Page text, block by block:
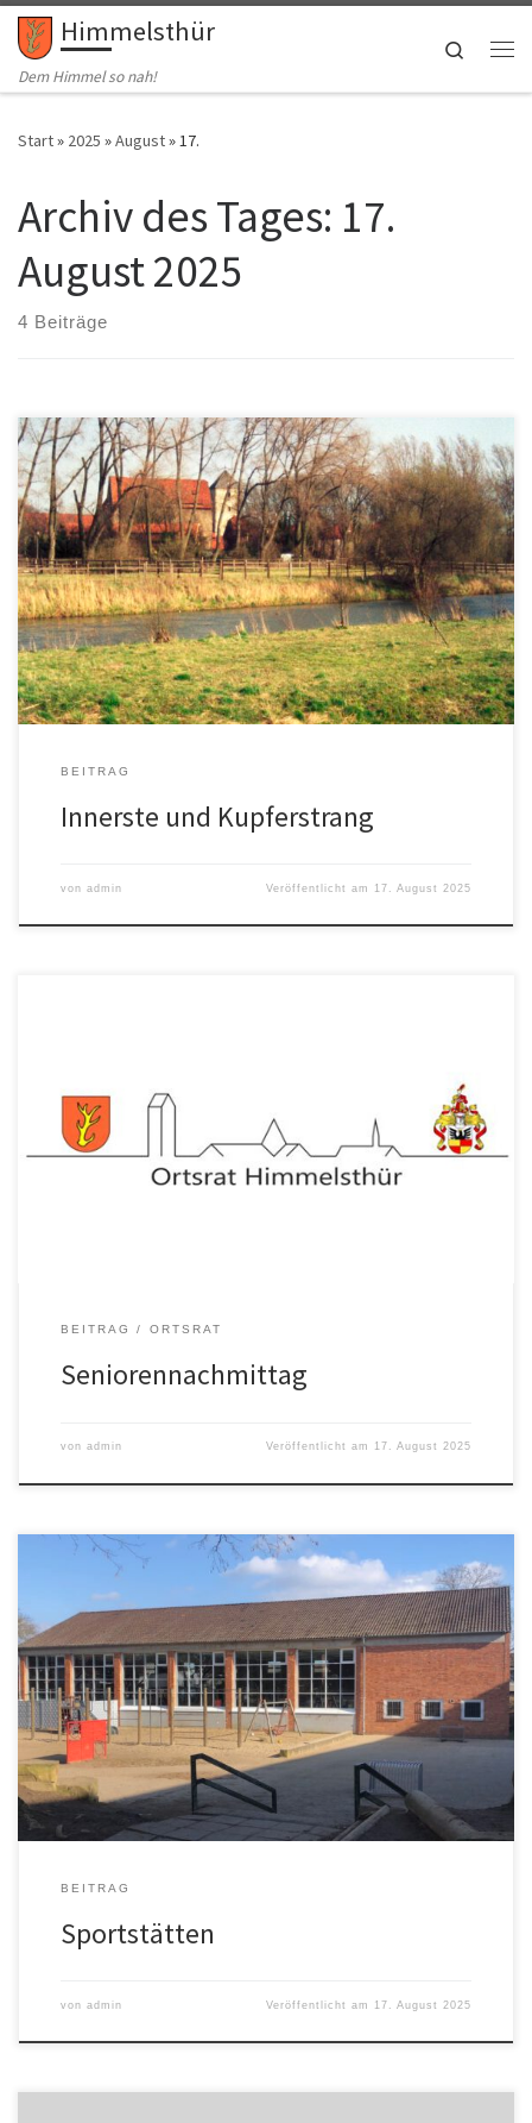
Zum Inhalt springen
Himmelsthür
Dem Himmel so nah!
Search
Start» 2025 »August»17.
Archiv des Tages: 17.
August 2025
4 Beiträge
Das Landschaftsschutzgebiet „Innersteaue Nord“ liegt zwischen
Himmelsthür und Hildesheim. Es umfasst die Niederungsflächen
der Innerste, die hier mit Kupferstrang und Mühlengraben ein
weitläufiges Grünlandgebiet durchzieht. Auf den fruchtbaren
Schwemmböden wird überwiegend Grünland genutzt.
Auwaldreste, Altarme, Gehölze und Röhrichte verleihen der
Landschaft ihre Vielfalt und stellen wertvolle Lebensräume für
Tiere und […]
BEITRAG
Innerste und Kupferstrang
von admin Veröffentlicht am 17. August 2025
treffen, um gemeinsam Kaffee zu trinken, miteinander ins
Gespräch zu kommen und Gesellschaftsspiele zu spielen.
Ehrenamtliche Helferinnen von AWO, Caritas, Diakonie und DRK
organisieren im Wechsel den Seniorentreff für den Ortsrat außer in
BEITRAG ORTSRAT
Seniorennachmittag
von admin Veröffentlicht am 17. August 2025
1. Außenanlagen TuS Grün-Weiß Himmelsthür (Jahnstraße) •
Zwei Fußballplätze (teilweise mit LED-Flutlicht) • 400-m-
Laufbahn, Kugelstoß- und Weitsprunganlagen • Beachplatz
für Hand-/Volleyball • Große Wiese und Vereinsheim
(„Sportsbar Italia“) 2. Schwimmhalle im Sportpark Himmelsthür
(Julianen Aue) • 25 × 12,5 m Schwimmerbecken mit
Sprunganlage • […]
BEITRAG
Sportstätten
von admin Veröffentlicht am 17. August 2025